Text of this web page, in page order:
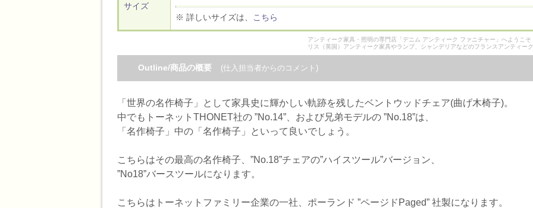
サイズ
※ 詳しいサイズは、 こちら
アンティーク家具・照明の専門店「デニム アンティーク ファニチャー」へようこ
リス（英国）アンティーク家具やランプ、シャンデリアなどのフランスアンティー
Outline/商品の概要 (仕入担当者からのコメント)
「世界の名作椅子」として家具史に輝かしい軌跡を残したベントウッドチェア(曲げ木椅子)。
中でもトーネットTHONET社の ”No.14”、および兄弟モデルの ”No.18”は、
「名作椅子」中の「名作椅子」といって良いでしょう。
こちらはその最高の名作椅子、”No.18”チェアの”ハイスツール”バージョン、
”No18”バースツールになります。
こちらはトーネットファミリー企業の一社、ポーランド ”ページドPaged” 社製になります。